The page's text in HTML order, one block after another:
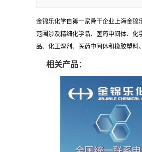
金锦乐化学自第一家骨干企业上海金锦
范围涉及精细化学品、医药中间体、化
品、化工溶剂、医药中间体和橡胶塑料
相关产品：